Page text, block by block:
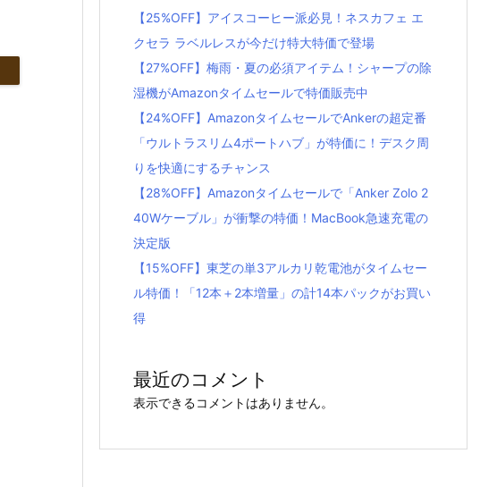
【25%OFF】アイスコーヒー派必見！ネスカフェ エ
クセラ ラベルレスが今だけ特大特価で登場
【27%OFF】梅雨・夏の必須アイテム！シャープの除
湿機がAmazonタイムセールで特価販売中
【24%OFF】AmazonタイムセールでAnkerの超定番
「ウルトラスリム4ポートハブ」が特価に！デスク周
りを快適にするチャンス
【28%OFF】Amazonタイムセールで「Anker Zolo 2
40Wケーブル」が衝撃の特価！MacBook急速充電の
決定版
【15%OFF】東芝の単3アルカリ乾電池がタイムセー
ル特価！「12本＋2本増量」の計14本パックがお買い
得
最近のコメント
表示できるコメントはありません。